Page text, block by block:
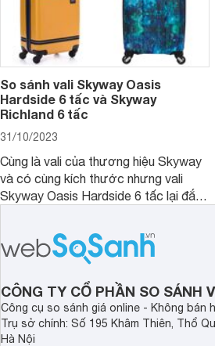
So sánh vali Skyway Oasis
Hardside 6 tấc và Skyway
Richland 6 tấc
31/10/2023
Cùng là vali của thương hiệu Skyway
và có cùng kích thước nhưng vali
Skyway Oasis Hardside 6 tấc lại đắt
triệu đồng.
CÔNG TY CỔ PHẦN SO SÁNH
Công cụ so sánh giá online - Không bán
Trụ sở chính: Số 195 Khâm Thiên, Thổ
Hà Nội